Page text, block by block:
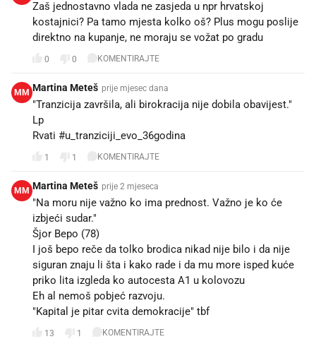
Zaš jednostavno vlada ne zasjeda u npr hrvatskoj
kostajnici? Pa tamo mjesta kolko oš? Plus mogu poslije
direktno na kupanje, ne moraju se vožat po gradu
0 0 KOMENTIRAJTE
MM Martina Meteš prije mjesec dana
"Tranzicija završila, ali birokracija nije dobila obavijest."
Lp
Rvati #u_tranziciji_evo_36godina
1 1 KOMENTIRAJTE
MM Martina Meteš prije 2 mjeseca
"Na moru nije važno ko ima prednost. Važno je ko će
izbjeći sudar."
Šjor Bepo (78)
I još bepo reče da tolko brodica nikad nije bilo i da nije
siguran znaju li šta i kako rade i da mu more isped kuće
priko lita izgleda ko autocesta A1 u kolovozu
Eh al nemoš pobjeć razvoju.
"Kapital je pitar cvita demokracije" tbf
13 1 KOMENTIRAJTE